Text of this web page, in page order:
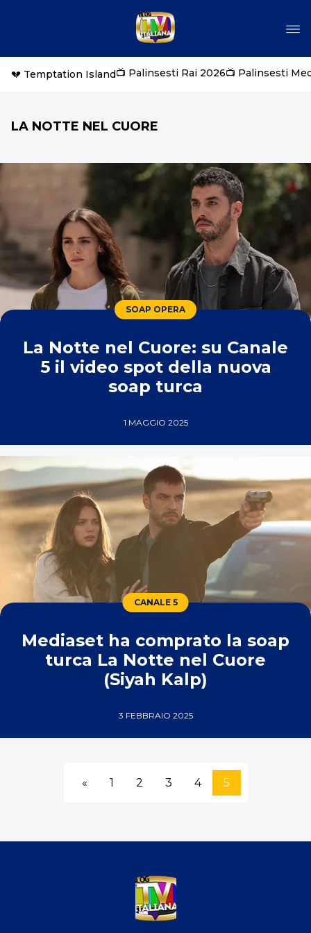
💔 Temptation Island📺 Palinsesti Rai 2026📺 Palinsesti
LA NOTTE NEL CUORE
SOAP OPERA
La Notte nel Cuore: su Canale
5 il video spot della nuova
soap turca
1 MAGGIO 2025
CANALE 5
Mediaset ha comprato la soap
turca La Notte nel Cuore
(Siyah Kalp)
3 FEBBRAIO 2025
« 1 2 3 4 5